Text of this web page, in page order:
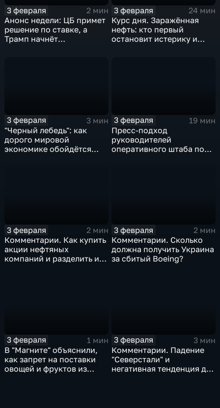
3 февраля
2 мин
Анонс недели: ЦБ примет
решение по ставке, а
Трамп начнёт
3 февраля
24 мин
Курс дня. Заражённая
нефть: кто первый
остановит истерику и
3 февраля
3 мин
"Черный лебедь": как
дорого мировой
экономике обойдётся
3 февраля
19 мин
Пресс-подход
руководителей
оперативного штаба по
3 февраля
2 мин
Комментарии. Как купить
акции нефтяных
компаний и разделить их
3 февраля
2 мин
Комментарии. Сколько
должна получить Украина
за сбитый Boeing?
3 февраля
1 мин
В "Магните" объяснили,
как запрет на поставки
овощей и фруктов из
3 февраля
3 мин
Комментарии. Падение
"Северстали" и
негативная тенденция для